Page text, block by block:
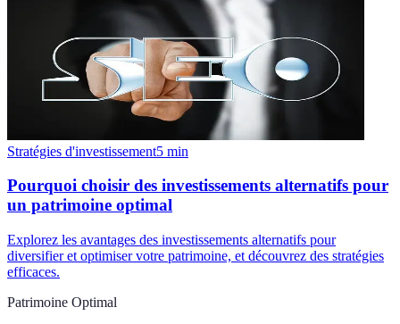
Stratégies d'investissement5 min
Pourquoi choisir des investissements alternatifs pour
un patrimoine optimal
Explorez les avantages des investissements alternatifs pour
diversifier et optimiser votre patrimoine, et découvrez des stratégies
efficaces.
Patrimoine Optimal